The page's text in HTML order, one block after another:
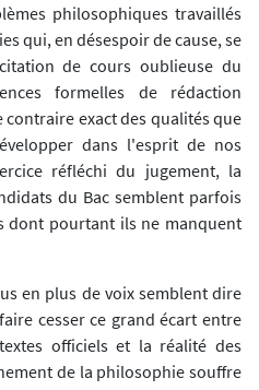
philosophiques travaillés
qui, en désespoir de cause, se
de cours oublieuse du
formelles de rédaction
contraire exact des qualités que
dans l'esprit de nos
réfléchi du jugement, la
du Bac semblent parfois
dont pourtant ils ne manquent
en plus de voix semblent dire
cesser ce grand écart entre
officiels et la réalité des
de la philosophie souffre